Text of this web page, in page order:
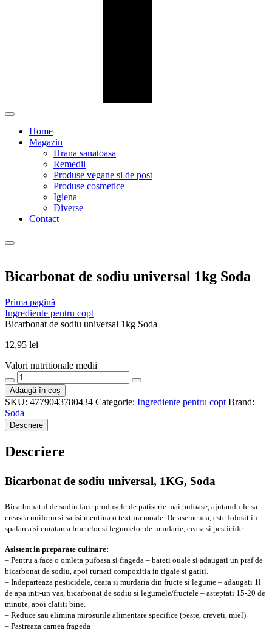
Home
Magazin
Hrana sanatoasa
Remedii
Produse vegane si de post
Produse cosmetice
Igiena
Diverse
Contact
Bicarbonat de sodiu universal 1kg Soda
Prima pagină
Ingrediente pentru copt
Bicarbonat de sodiu universal 1kg Soda
12,95 lei
Valori nutritionale medii
Cantitate
Bicarbonat
de
sodiu
universal
1kg
Adaugă în coș
SKU: 4779043780434 Categorie: Ingrediente pentru copt Brand:
Soda
Descriere
Descriere
Bicarbonat de sodiu universal, 1KG, Soda
Bicarbonatul de sodiu face produsele de patiserie mai pufoase, ajutandu-le sa
creasca uniform si sa isi mentina o textura moale. De asemenea, este folosit in
spalarea si curatarea fructelor si legumelor de murdarie, ceara si pesticide.
Asistent in preparate culinare:
– Pentru a face o omleta pufoasa si frageda – bateti ouale si adaugati un praf de
bicarbonat de sodiu, apoi turnati compozitia in tigaie si gatiti.
– Indeparteaza pesticidele, ceara si murdaria din fructe si legume – adaugati 1l
de apa intr-un vas, bicarbonat de sodiu si legumele/fructele – asteptati 15-20 de
minute, apoi clatiti bine.
– Reduce sau elimina mirosurile alimentare specifice (peste, creveti, miel)
– Pastreaza carnea frageda